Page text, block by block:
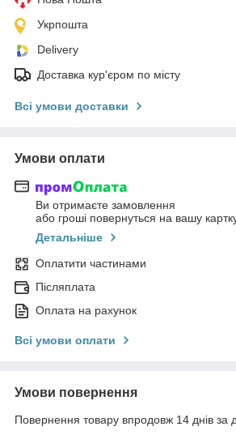
Укрпошта
Delivery
Доставка кур'єром по місту
Всі умови доставки
Умови оплати
Ви отримаєте замовлення
або гроші повернуться на вашу
Детальніше
Оплатити частинами
Післяплата
Оплата на рахунок
Всі умови оплати
Умови повернення
Повернення товару впродовж 14 днів за